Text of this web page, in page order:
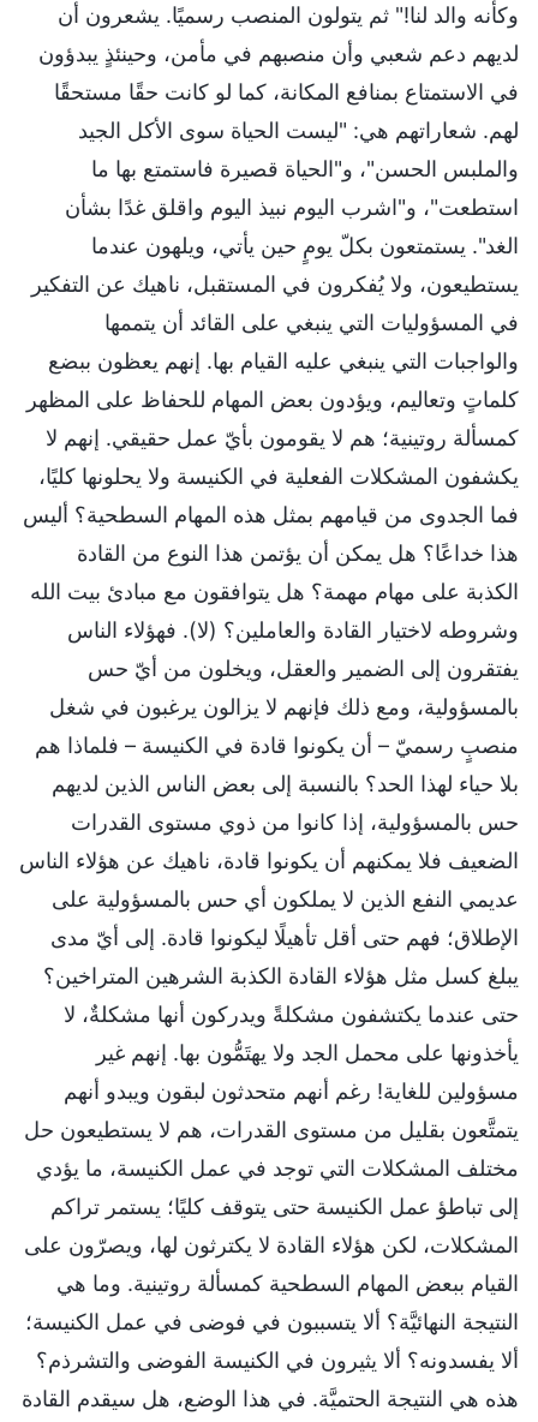
وكأنه والد لنا!" ثم يتولون المنصب رسميًا. يشعرون أن
لديهم دعم شعبي وأن منصبهم في مأمن، وحينئذٍ يبدؤون
في الاستمتاع بمنافع المكانة، كما لو كانت حقًا مستحقًا
لهم. شعاراتهم هي: "ليست الحياة سوى الأكل الجيد
والملبس الحسن"، و"الحياة قصيرة فاستمتع بها ما
استطعت"، و"اشرب اليوم نبيذ اليوم واقلق غدًا بشأن
الغد". يستمتعون بكلّ يومٍ حين يأتي، ويلهون عندما
يستطيعون، ولا يُفكرون في المستقبل، ناهيك عن التفكير
في المسؤوليات التي ينبغي على القائد أن يتممها
والواجبات التي ينبغي عليه القيام بها. إنهم يعظون ببضع
كلماتٍ وتعاليم، ويؤدون بعض المهام للحفاظ على المظهر
كمسألة روتينية؛ هم لا يقومون بأيّ عمل حقيقي. إنهم لا
يكشفون المشكلات الفعلية في الكنيسة ولا يحلونها كليًا،
فما الجدوى من قيامهم بمثل هذه المهام السطحية؟ أليس
هذا خداعًا؟ هل يمكن أن يؤتمن هذا النوع من القادة
الكذبة على مهام مهمة؟ هل يتوافقون مع مبادئ بيت الله
وشروطه لاختيار القادة والعاملين؟ (لا). فهؤلاء الناس
يفتقرون إلى الضمير والعقل، ويخلون من أيّ حس
بالمسؤولية، ومع ذلك فإنهم لا يزالون يرغبون في شغل
منصبٍ رسميّ – أن يكونوا قادة في الكنيسة – فلماذا هم
بلا حياء لهذا الحد؟ بالنسبة إلى بعض الناس الذين لديهم
حس بالمسؤولية، إذا كانوا من ذوي مستوى القدرات
الضعيف فلا يمكنهم أن يكونوا قادة، ناهيك عن هؤلاء الناس
عديمي النفع الذين لا يملكون أي حس بالمسؤولية على
الإطلاق؛ فهم حتى أقل تأهيلًا ليكونوا قادة. إلى أيّ مدى
يبلغ كسل مثل هؤلاء القادة الكذبة الشرهين المتراخين؟
حتى عندما يكتشفون مشكلةً ويدركون أنها مشكلةٌ، لا
يأخذونها على محمل الجد ولا يهتَمُّون بها. إنهم غير
مسؤولين للغاية! رغم أنهم متحدثون لبقون ويبدو أنهم
يتمتَّعون بقليل من مستوى القدرات، هم لا يستطيعون حل
مختلف المشكلات التي توجد في عمل الكنيسة، ما يؤدي
إلى تباطؤ عمل الكنيسة حتى يتوقف كليًا؛ يستمر تراكم
المشكلات، لكن هؤلاء القادة لا يكترثون لها، ويصرّون على
القيام ببعض المهام السطحية كمسألة روتينية. وما هي
النتيجة النهائيَّة؟ ألا يتسببون في فوضى في عمل الكنيسة؛
ألا يفسدونه؟ ألا يثيرون في الكنيسة الفوضى والتشرذم؟
هذه هي النتيجة الحتميَّة. في هذا الوضع، هل سيقدم القادة